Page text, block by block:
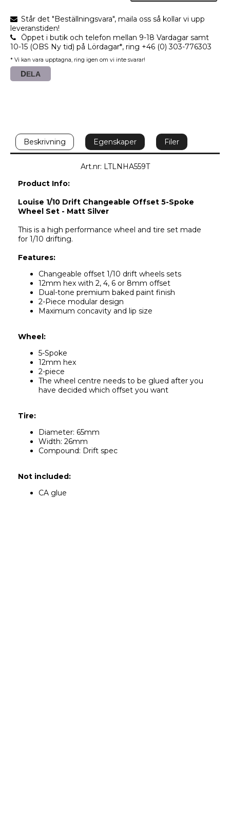
Står det "Beställningsvara", maila oss så kollar vi upp
leveranstiden!
Öppet i butik och telefon mellan 9-18 Vardagar samt
10-15 (OBS Ny tid) på Lördagar*, ring +46 (0) 303-776303
* Vi kan vara upptagna, ring igen om vi inte svarar!
DELA
Beskrivning Egenskaper Filer
Art.nr: LTLNHA559T
Product Info:
Louise 1/10 Drift Changeable Offset 5-Spoke
Wheel Set - Matt Silver
This is a high performance wheel and tire set made
for 1/10 drifting.
Features:
Changeable offset 1/10 drift wheels sets
12mm hex with 2, 4, 6 or 8mm offset
Dual-tone premium baked paint finish
2-Piece modular design
Maximum concavity and lip size
Wheel:
5-Spoke
12mm hex
2-piece
The wheel centre needs to be glued after you
have decided which offset you want
Tire:
Diameter: 65mm
Width: 26mm
Compound: Drift spec
Not included:
CA glue